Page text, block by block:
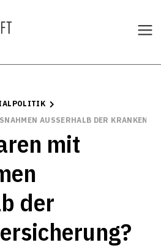
AUSSERHALB DER
mit
der